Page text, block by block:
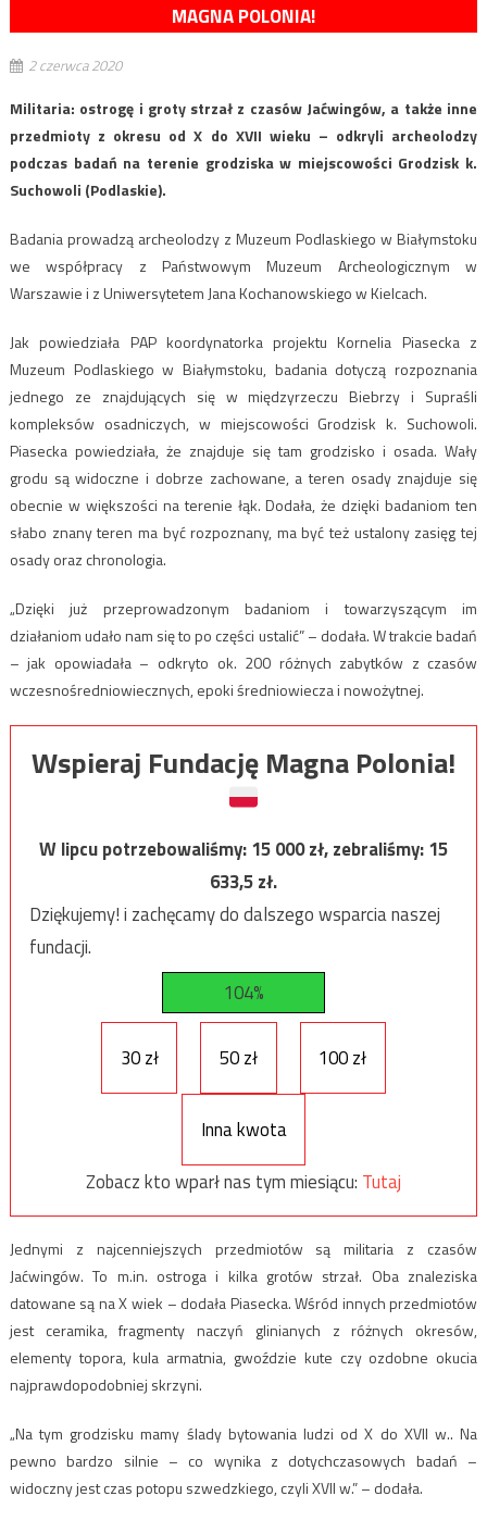
MAGNA POLONIA!
2 czerwca 2020
Militaria: ostrogę i groty strzał z czasów Jaćwingów, a także inne
przedmioty z okresu od X do XVII wieku – odkryli archeolodzy
podczas badań na terenie grodziska w miejscowości Grodzisk k.
Suchowoli (Podlaskie).
Badania prowadzą archeolodzy z Muzeum Podlaskiego w Białymstoku
we współpracy z Państwowym Muzeum Archeologicznym w
Warszawie i z Uniwersytetem Jana Kochanowskiego w Kielcach.
Jak powiedziała PAP koordynatorka projektu Kornelia Piasecka z
Muzeum Podlaskiego w Białymstoku, badania dotyczą rozpoznania
jednego ze znajdujących się w międzyrzeczu Biebrzy i Supraśli
kompleksów osadniczych, w miejscowości Grodzisk k. Suchowoli.
Piasecka powiedziała, że znajduje się tam grodzisko i osada. Wały
grodu są widoczne i dobrze zachowane, a teren osady znajduje się
obecnie w większości na terenie łąk. Dodała, że dzięki badaniom ten
słabo znany teren ma być rozpoznany, ma być też ustalony zasięg tej
osady oraz chronologia.
„Dzięki już przeprowadzonym badaniom i towarzyszącym im
działaniom udało nam się to po części ustalić” – dodała. W trakcie badań
– jak opowiadała – odkryto ok. 200 różnych zabytków z czasów
wczesnośredniowiecznych, epoki średniowiecza i nowożytnej.
Wspieraj Fundację Magna Polonia!
W lipcu potrzebowaliśmy:15 000zł, zebraliśmy:15
633,5zł.
Dziękujemy! i zachęcamy do dalszego wsparcia naszej
fundacji.
104%
30 zł 50 zł 100 zł
Inna kwota
Zobacz kto wparł nas tym miesiącu: Tutaj
Jednymi z najcenniejszych przedmiotów są militaria z czasów
Jaćwingów. To m.in. ostroga i kilka grotów strzał. Oba znaleziska
datowane są na X wiek – dodała Piasecka. Wśród innych przedmiotów
jest ceramika, fragmenty naczyń glinianych z różnych okresów,
elementy topora, kula armatnia, gwoździe kute czy ozdobne okucia
najprawdopodobniej skrzyni.
„Na tym grodzisku mamy ślady bytowania ludzi od X do XVII w.. Na
pewno bardzo silnie – co wynika z dotychczasowych badań –
widoczny jest czas potopu szwedzkiego, czyli XVII w.” – dodała.